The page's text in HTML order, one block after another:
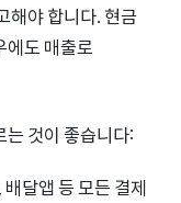
해야 합니다. 현금
에도 매출로
것이 좋습니다:
배달앱 등 모든 결제